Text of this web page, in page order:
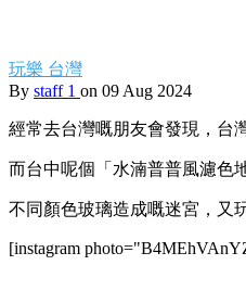
玩樂 台灣
By staff 1 on 09 Aug 2024
經常去台灣嘅朋友會發現，台
而台中呢個「水湳普普風濾色
不同顏色玻璃造成嘅迷宮，又
[instagram